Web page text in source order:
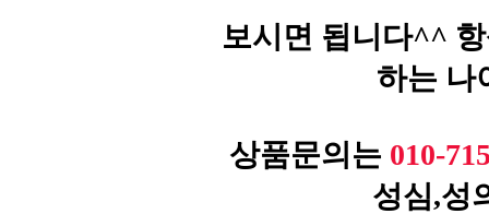
보시면 됩니다^^
하는 나
상품문의는 010-
성심,성